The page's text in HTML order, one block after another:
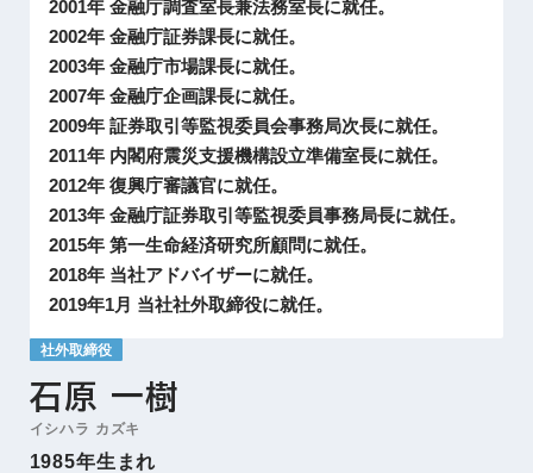
2001年 金融庁調査室長兼法務室長に就任。
2002年 金融庁証券課長に就任。
2003年 金融庁市場課長に就任。
2007年 金融庁企画課長に就任。
2009年 証券取引等監視委員会事務局次長に就任。
2011年 内閣府震災支援機構設立準備室長に就任。
2012年 復興庁審議官に就任。
2013年 金融庁証券取引等監視委員事務局長に就任。
2015年 第一生命経済研究所顧問に就任。
2018年 当社アドバイザーに就任。
2019年1月 当社社外取締役に就任。
社外取締役
石原 一樹
イシハラ カズキ
1985年生まれ